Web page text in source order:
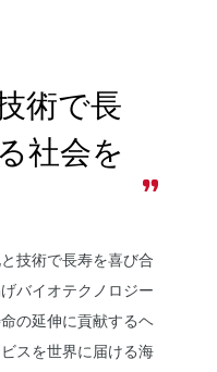
術で長
社会を
技術で長寿を喜び合
バイオテクノロジー
の延伸に貢献するヘ
スを世界に届ける海